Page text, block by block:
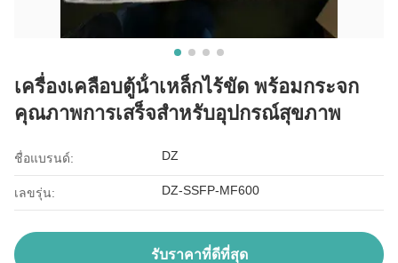
เครื่องเคลือบตู้น้ําเหล็กไร้ขัด พร้อมกระจก
คุณภาพการเสร็จสําหรับอุปกรณ์สุขภาพ
ชื่อแบรนด์: DZ
เลขรุ่น: DZ-SSFP-MF600
รับราคาที่ดีที่สุด